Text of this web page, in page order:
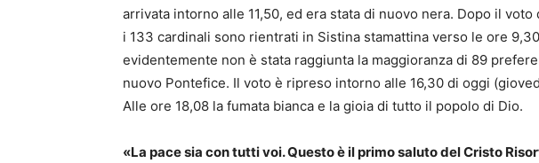
arrivata intorno alle 11,50, ed era stata di nuovo nera. Dopo il
i 133 cardinali sono rientrati in Sistina stamattina verso le ore
evidentemente non è stata raggiunta la maggioranza di 89
nuovo Pontefice. Il voto è ripreso intorno alle 16,30 di oggi
Alle ore 18,08 la fumata bianca e la gioia di tutto il popolo di Dio.
«La pace sia con tutti voi. Questo è il primo saluto del Cristo